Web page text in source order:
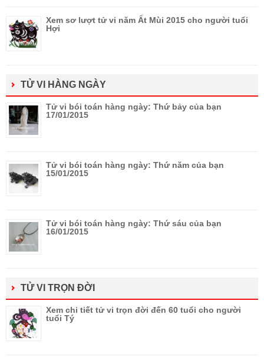
Xem sơ lượt tử vi năm Ất Mùi 2015 cho người tuổi
Hợi
TỬ VI HÀNG NGÀY
Tử vi bói toán hàng ngày: Thứ bảy của bạn
17/01/2015
Tử vi bói toán hàng ngày: Thứ năm của bạn
15/01/2015
Tử vi bói toán hàng ngày: Thứ sáu của bạn
16/01/2015
TỬ VI TRỌN ĐỜI
Xem chi tiết tử vi trọn đời đến 60 tuổi cho người
tuổi Tý